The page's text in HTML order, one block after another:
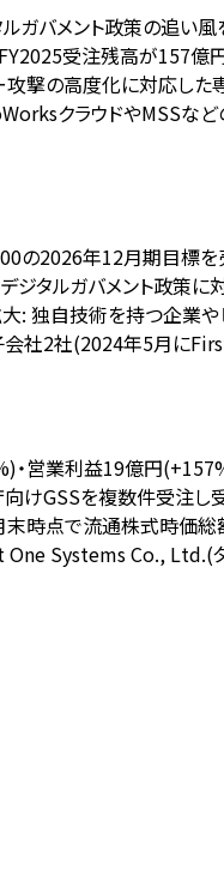
ガバメント政策の追い
受注残高が157億
攻撃の高度化に対応し
クラウドやMSSな
の2026年12月期目標を
ジタルガバメント政策
: 独自技術を持つ企業
社2社(2024年5月にFirst
営業利益19億円
けGSSを複数件受注
時点で流通株式時価総
Systems Co., Ltd.(タ